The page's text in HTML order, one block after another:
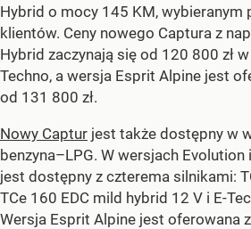
Hybrid o mocy 145 KM, wybieranym
klientów. Ceny nowego Captura z
Hybrid zaczynają się od 120 800 zł
Techno, a wersja Esprit Alpine jest
od 131 800 zł.
Nowy Captur jest także dostępny w
benzyna–LPG. W wersjach
jest dostępny z czterema silnikami:
TCe 160 EDC mild hybrid 12 V i E-
Wersja Esprit Alpine jest oferowana